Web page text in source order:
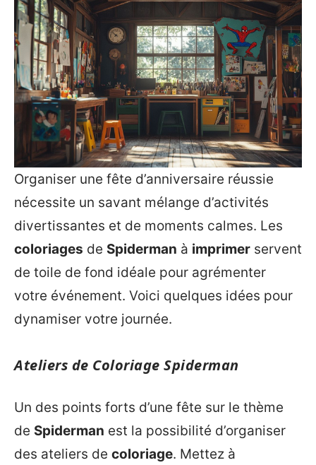
Organiser une fête d’anniversaire réussie
nécessite un savant mélange d’activités
divertissantes et de moments calmes. Les
coloriages de Spiderman à imprimer servent
de toile de fond idéale pour agrémenter
votre événement. Voici quelques idées pour
dynamiser votre journée.
Ateliers de Coloriage Spiderman
Un des points forts d’une fête sur le thème
de Spiderman est la possibilité d’organiser
des ateliers de coloriage. Mettez à